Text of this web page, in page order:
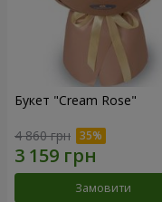
Букет "Cream Rose"
4 860 грн
Замовити